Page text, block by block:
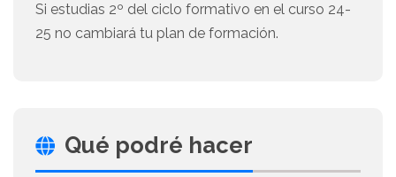
Si estudias 2º del ciclo formativo en el curso 24-
25 no cambiará tu plan de formación.
Qué podré hacer